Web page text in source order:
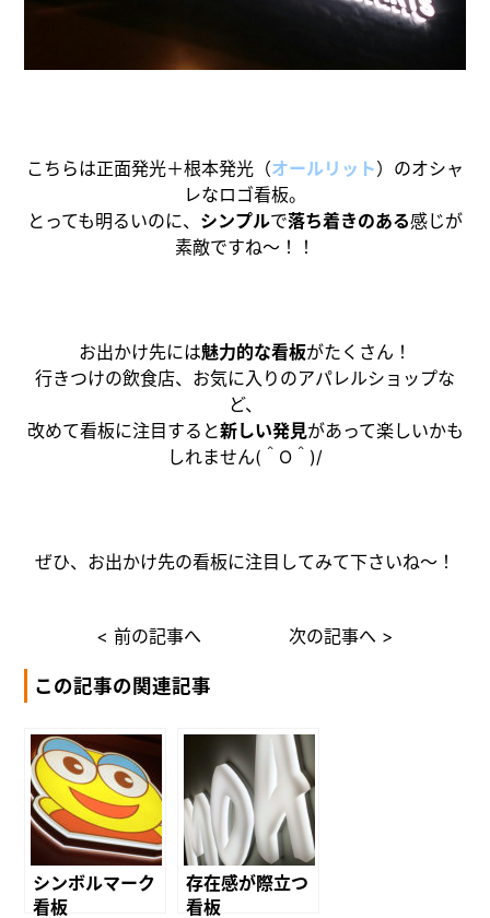
こちらは正面発光＋根本発光（オールリット）のオシャ
レなロゴ看板。
とっても明るいのに、 シンプルで落ち着きのある感じが
素敵ですね～！！
お出かけ先には魅力的な看板がたくさん！
行きつけの飲食店、お気に入りのアパレルショップな
ど、
改めて看板に注目すると新しい発見があって楽しいかも
しれません(＾O＾)/
ぜひ、お出かけ先の看板に注目してみて下さいね～！
< 前の記事へ 次の記事へ >
この記事の関連記事
シンボルマーク
看板
存在感が際立つ
看板